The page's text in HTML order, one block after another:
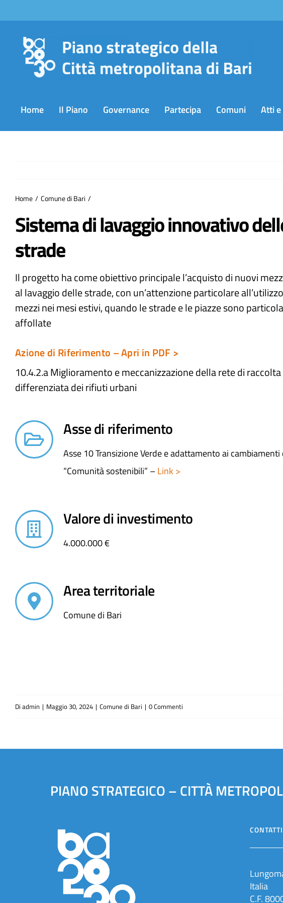
al
contenuto
Home Il Piano Governance Partecipa Comuni Atti
Home Comune di Bari
Sistema di lavaggio innovativo
strade
Il progetto ha come obiettivo principale l’acquisto di nuovi
al lavaggio delle strade, con un’attenzione particolare
mezzi nei mesi estivi, quando le strade e le piazze sono
affollate
Azione di Riferimento – Apri in PDF >
10.4.2.a Miglioramento e meccanizzazione della rete di raccolta
differenziata dei rifiuti urbani​
Asse di riferimento
Asse 10 Transizione Verde e adattamento ai
“Comunità sostenibili” –Link >
Valore di investimento
4.000.000 €
Area territoriale
Comune di Bari
Di admin | Maggio 30, 2024 | Comune di Bari | 0 Commenti
PIANO STRATEGICO – CITTÀ
CONTATTI
Italia
C.F.